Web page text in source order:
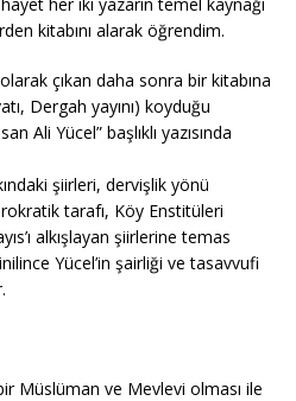
kitabını alarak öğrendim.
çıkan daha sonra bir kitabına
Dergah yayını) koyduğu
Ali Yücel” başlıklı yazısında
şiirleri, dervişlik yönü
tarafı, Köy Enstitüleri
alkışlayan şiirlerine temas
Yücel’in şairliği ve tasavvufi
Müslüman ve Mevlevi olması ile